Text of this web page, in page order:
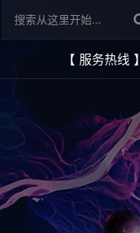
【 服务热线 】